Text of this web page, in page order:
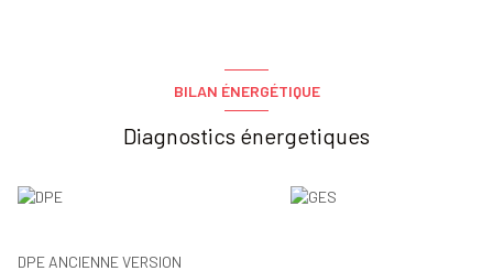
BILAN ÉNERGÉTIQUE
Diagnostics énergetiques
DPE ANCIENNE VERSION